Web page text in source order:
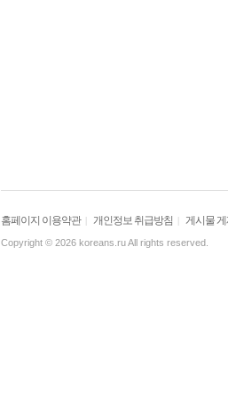
홈페이지 이용약관| 개인정보 취급방침 | 게시물
Copyright © 2026 koreans.ru All rights reserved.